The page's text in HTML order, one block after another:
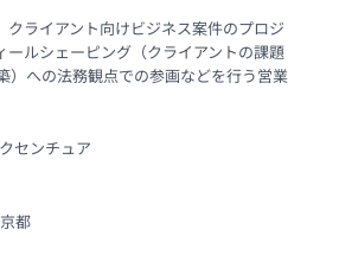
クライアント向けビジネス案件のプロジ
ールシェーピング（クライアントの課題
）への法務観点での参画などを行う営業
センチュア
都